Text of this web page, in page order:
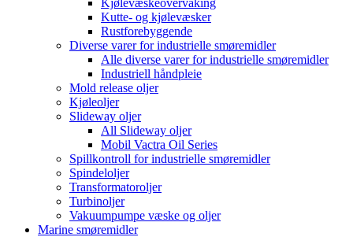
Kutte- og kjølevæsker
Rustforebyggende
Diverse varer for industrielle smøremidler
Alle diverse varer for industrielle smøremidler
Industriell håndpleie
Mold release oljer
Kjøleoljer
Slideway oljer
All Slideway oljer
Mobil Vactra Oil Series
Spillkontroll for industrielle smøremidler
Spindeloljer
Transformatoroljer
Turbinoljer
Vakuumpumpe væske og oljer
Marine smøremidler